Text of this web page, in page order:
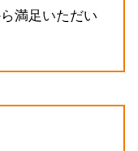
満足いただい